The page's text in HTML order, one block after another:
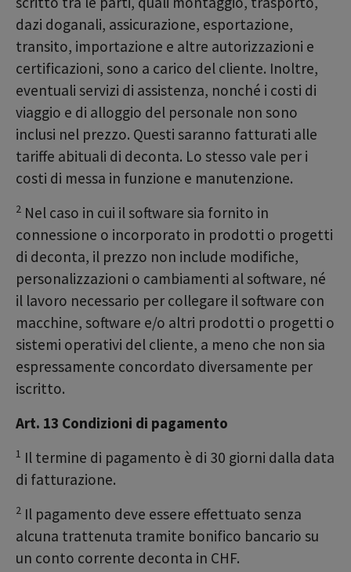
dazi doganali, assicurazione, esportazione,
transito, importazione e altre autorizzazioni e
certificazioni, sono a carico del cliente. Inoltre,
eventuali servizi di assistenza, nonché i costi di
viaggio e di alloggio del personale non sono
inclusi nel prezzo. Questi saranno fatturati alle
tariffe abituali di deconta. Lo stesso vale per i
costi di messa in funzione e manutenzione.
2 Nel caso in cui il software sia fornito in
connessione o incorporato in prodotti o progetti
di deconta, il prezzo non include modifiche,
personalizzazioni o cambiamenti al software, né
il lavoro necessario per collegare il software con
macchine, software e/o altri prodotti o progetti o
sistemi operativi del cliente, a meno che non sia
espressamente concordato diversamente per
iscritto.
Art. 13 Condizioni di pagamento
1 Il termine di pagamento è di 30 giorni dalla data
di fatturazione.
2 Il pagamento deve essere effettuato senza
alcuna trattenuta tramite bonifico bancario su
un conto corrente deconta in CHF.